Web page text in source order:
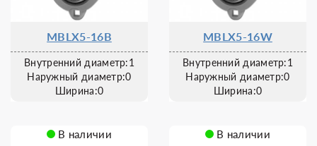
MBLX5-16B
Внутренний диаметр:1
Наружный диаметр:0
Ширина:0
MBLX5-16W
Внутренний диаметр:1
Наружный диаметр:0
Ширина:0
В наличии В наличии